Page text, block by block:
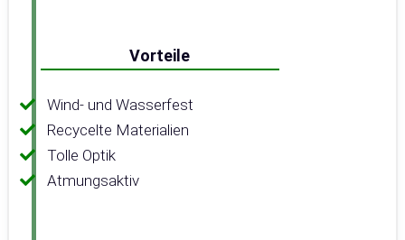
Vorteile
Wind- und Wasserfest
Recycelte Materialien
Tolle Optik
Atmungsaktiv